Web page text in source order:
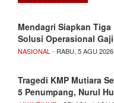
Mendagri Siapkan
Solusi Operasional
NASIONAL - RABU, 5 AGU 2026
Tragedi KMP Mutiara
5 Penumpang, Nurul